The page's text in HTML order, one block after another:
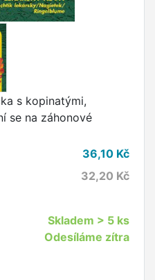
s kopinatými,
se na záhonové
36,10 Kč
32,20 Kč
Skladem > 5 ks
Odesíláme zítra